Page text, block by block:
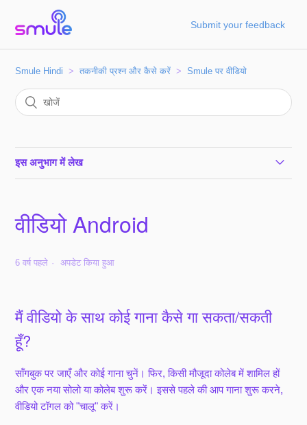
Submit your feedback
Smule Hindi तकनीकी प्रश्न और कैसे करें Smule पर वीडियो
इस अनुभाग में लेख
वीडियो iOS
Snapchat पर वीडियो कैसे साझा करें?
वीडियो Android
6 वर्ष पहले अपडेट किया हुआ
मैं वीडियो के साथ कोई गाना कैसे गा सकता/सकती
हूँ?
सॉंगबुक पर जाएँ और कोई गाना चुनें। फिर, किसी मौजूदा कोलेब में शामिल हों
और एक नया सोलो या कोलेब शुरू करें। इससे पहले की आप गाना शुरू करने,
वीडियो टॉगल को "चालू" करें।